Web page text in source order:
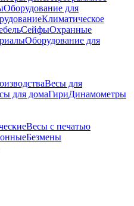
Оборудование для
Климатическое
СейфыОхранные
Оборудование для
Весы для
для домаГириДинамометры
Весы с печатью
Безмены